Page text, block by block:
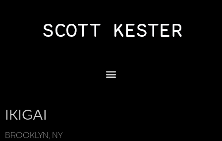
IKIGAI
BROOKLYN, NY